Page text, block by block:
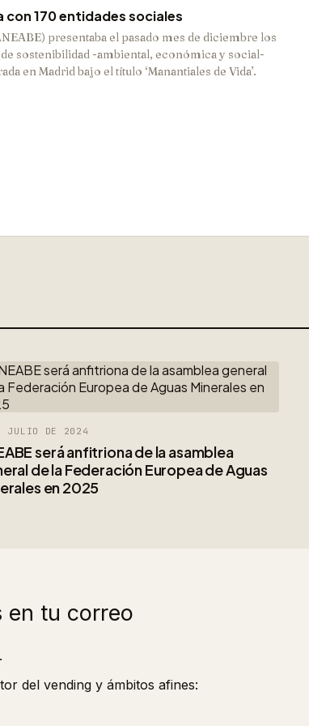
170 entidades sociales
presentaba el pasado mes de diciembre los
sostenibilidad -ambiental, económica y social-
en Madrid bajo el título ‘Manantiales de Vida’.
JULIO DE 2024
será anfitriona de la asamblea
de la Federación Europea de Aguas
en 2025
en tu correo
.
del vending y ámbitos afines: